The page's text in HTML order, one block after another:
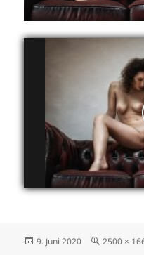
Veröffentlicht
9. Juni 2020 2500 ×